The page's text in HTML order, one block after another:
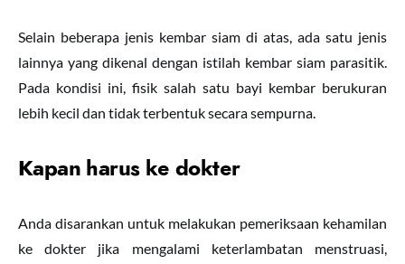
Selain beberapa jenis kembar siam di atas, ada satu jenis
lainnya yang dikenal dengan istilah kembar siam parasitik.
Pada kondisi ini, fisik salah satu bayi kembar berukuran
lebih kecil dan tidak terbentuk secara sempurna.
Kapan harus ke dokter
Anda disarankan untuk melakukan pemeriksaan kehamilan
ke dokter jika mengalami keterlambatan menstruasi,